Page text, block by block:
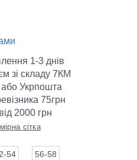
1-3 днів
зі складу 7КМ
Укрпошта
75грн
2000 грн
сітка
54 56-58